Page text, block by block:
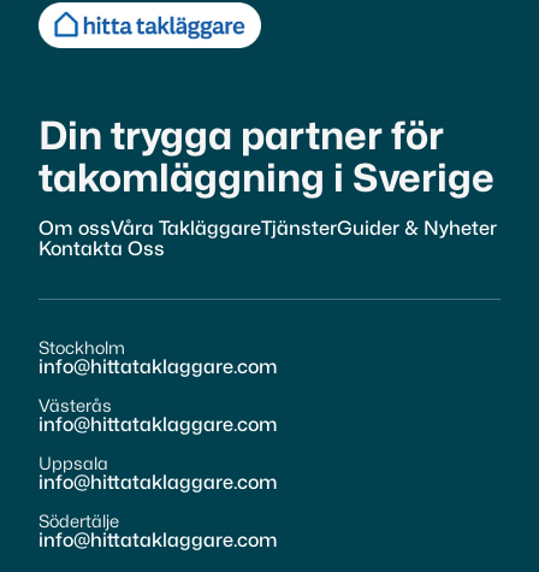
Din trygga partner för
takomläggning i Sverige
Om ossVåra TakläggareTjänsterGuider & Nyheter
Kontakta Oss
Stockholm
info@hittataklaggare.com
Västerås
info@hittataklaggare.com
Uppsala
info@hittataklaggare.com
Södertälje
info@hittataklaggare.com